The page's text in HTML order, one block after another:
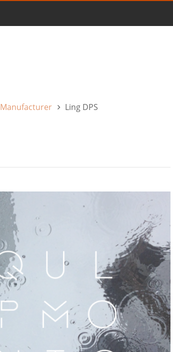
Manufacturer Ling DPS